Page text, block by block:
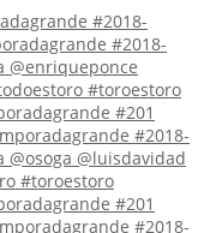
#2018-
#201
#201